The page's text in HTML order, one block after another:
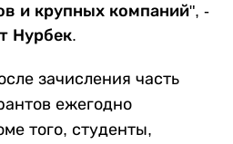
и крупных компаний", -
Нурбек.
зачисления часть
ежегодно
того, студенты,